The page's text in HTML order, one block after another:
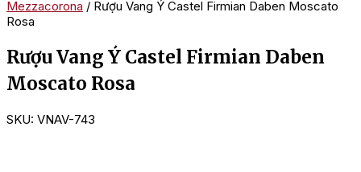
Mezzacorona / Rượu Vang Ý Castel Firmian Daben Moscato
Rosa
Rượu Vang Ý Castel Firmian Daben
Moscato Rosa
SKU: VNAV-743